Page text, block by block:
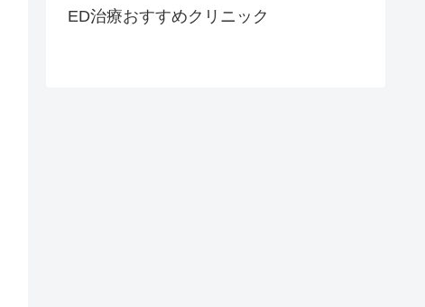
ED治療おすすめクリニック